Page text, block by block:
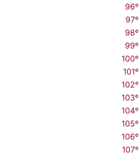
96º
97º
98º
99º
100º
101º
102º
103º
104º
105º
106º
107º